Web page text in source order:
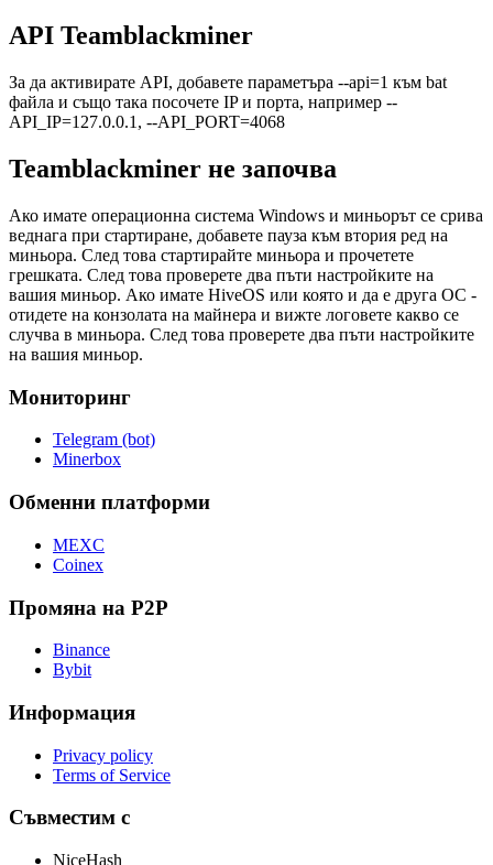
API Teamblackminer
За да активирате API, добавете параметъра --api=1 към bat
файла и също така посочете IP и порта, например --
API_IP=127.0.0.1, --API_PORT=4068
Teamblackminer не започва
Ако имате операционна система Windows и миньорът се срива
веднага при стартиране, добавете пауза към втория ред на
миньора. След това стартирайте миньора и прочетете
грешката. След това проверете два пъти настройките на
вашия миньор. Ако имате HiveOS или която и да е друга ОС -
отидете на конзолата на майнера и вижте логовете какво се
случва в миньора. След това проверете два пъти настройките
на вашия миньор.
Мониторинг
Telegram (bot)
Minerbox
Обменни платформи
MEXC
Coinex
Промяна на P2P
Binance
Bybit
Информация
Privacy policy
Terms of Service
Съвместим с
NiceHash